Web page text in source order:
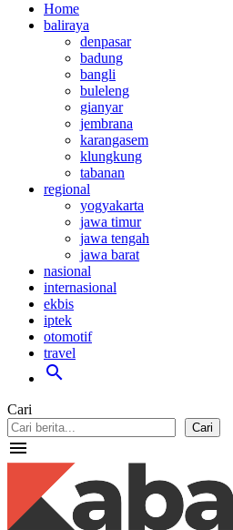
Home
baliraya
denpasar
badung
bangli
buleleng
gianyar
jembrana
karangasem
klungkung
tabanan
regional
yogyakarta
jawa timur
jawa tengah
jawa barat
nasional
internasional
ekbis
iptek
otomotif
travel
search
Cari
Cari
menu